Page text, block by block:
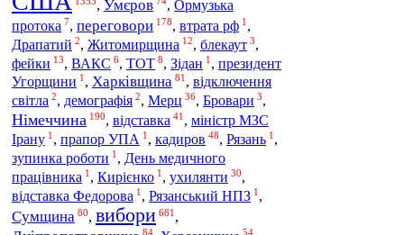
, Умєров , Ормузька
протока 7, переговори 178, втрата рф 1 ,
Драпатий 2, Житомирщина 12, блекаут 3,
фейки 13, ВАКС 6, ТОТ 8, Зідан 1 , президент
Угорщини 1 , Харківщина 81 , відключення
світла 2, демографія 2, Мерц 36, Бровари 3,
Німеччина 190, відставка 41 , міністр МЗС
Ірану 1 , прапор УПА 1 , кадиров 48, Рязань 1 ,
зупинка роботи 1 , День медичного
працівника 1 , Кирієнко 1 , ухилянти 30,
відставка Федорова 1 , Рязанський НПЗ 1 ,
Сумщина 80, вибори 681 ,
84 54